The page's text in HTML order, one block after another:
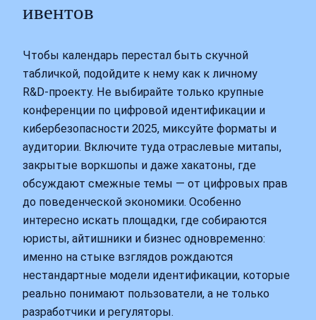
ивентов
Чтобы календарь перестал быть скучной
табличкой, подойдите к нему как к личному
R&D‑проекту. Не выбирайте только крупные
конференции по цифровой идентификации и
кибербезопасности 2025, миксуйте форматы и
аудитории. Включите туда отраслевые митапы,
закрытые воркшопы и даже хакатоны, где
обсуждают смежные темы — от цифровых прав
до поведенческой экономики. Особенно
интересно искать площадки, где собираются
юристы, айтишники и бизнес одновременно:
именно на стыке взглядов рождаются
нестандартные модели идентификации, которые
реально понимают пользователи, а не только
разработчики и регуляторы.